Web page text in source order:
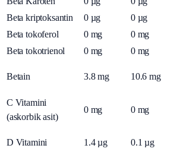
Beta kriptoksantin
0 µg 0 µg
Beta tokoferol
0 mg 0 mg
Beta tokotrienol
0 mg 0 mg
Betain 3.8 mg 10.6 mg
C Vitamini
(askorbik asit)
0 mg 0 mg
D Vitamini 1.4 µg 0.1 µg